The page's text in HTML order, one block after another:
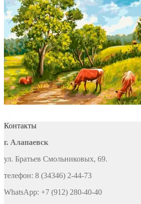
Контакты
г. Алапаевск
ул. Братьев Смольниковых, 69.
телефон: 8 (34346) 2-44-73
WhatsApp: +7 (912) 280-40-40